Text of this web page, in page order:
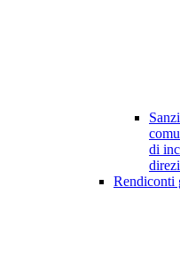
di
Rendiconti